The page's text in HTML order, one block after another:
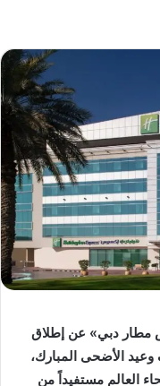
مطار دبي» عن إطلاق
الأضحى المبارك،
العالم مستفيداً من